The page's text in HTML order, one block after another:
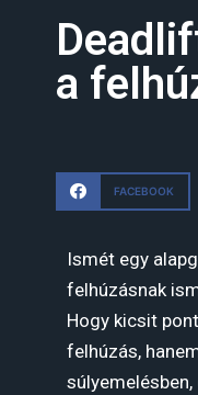
a
FACEBOOK
Ismét egy
felhúzásnak
Hogy kicsit
felhúzás,